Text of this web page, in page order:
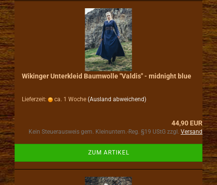
Wikinger Unterkleid Baumwolle "Valdis" - midnight blue
Lieferzeit: ca. 1 Woche (Ausland abweichend)
44,90 EUR
Kein Steuerausweis gem. Kleinuntern.-Reg. §19 UStG zzgl. Versand
ZUM ARTIKEL